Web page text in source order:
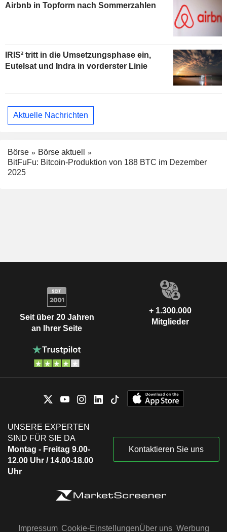
Airbnb in Topform nach Sommerzahlen
IRIS² tritt in die Umsetzungsphase ein,
Eutelsat und Indra in vorderster Linie
Aktuelle Nachrichten
Börse
Börse aktuell
BitFuFu: Bitcoin-Produktion von 188 BTC im Dezember
2025
Seit über 20 Jahren
an Ihrer Seite
+ 1.300.000
Mitglieder
UNSERE EXPERTEN
SIND FÜR SIE DA
Montag - Freitag 9.00-
12.00 Uhr / 14.00-18.00
Uhr
Kontaktieren Sie uns
Impressum Cookie-EinstellungenÜber uns Werbung